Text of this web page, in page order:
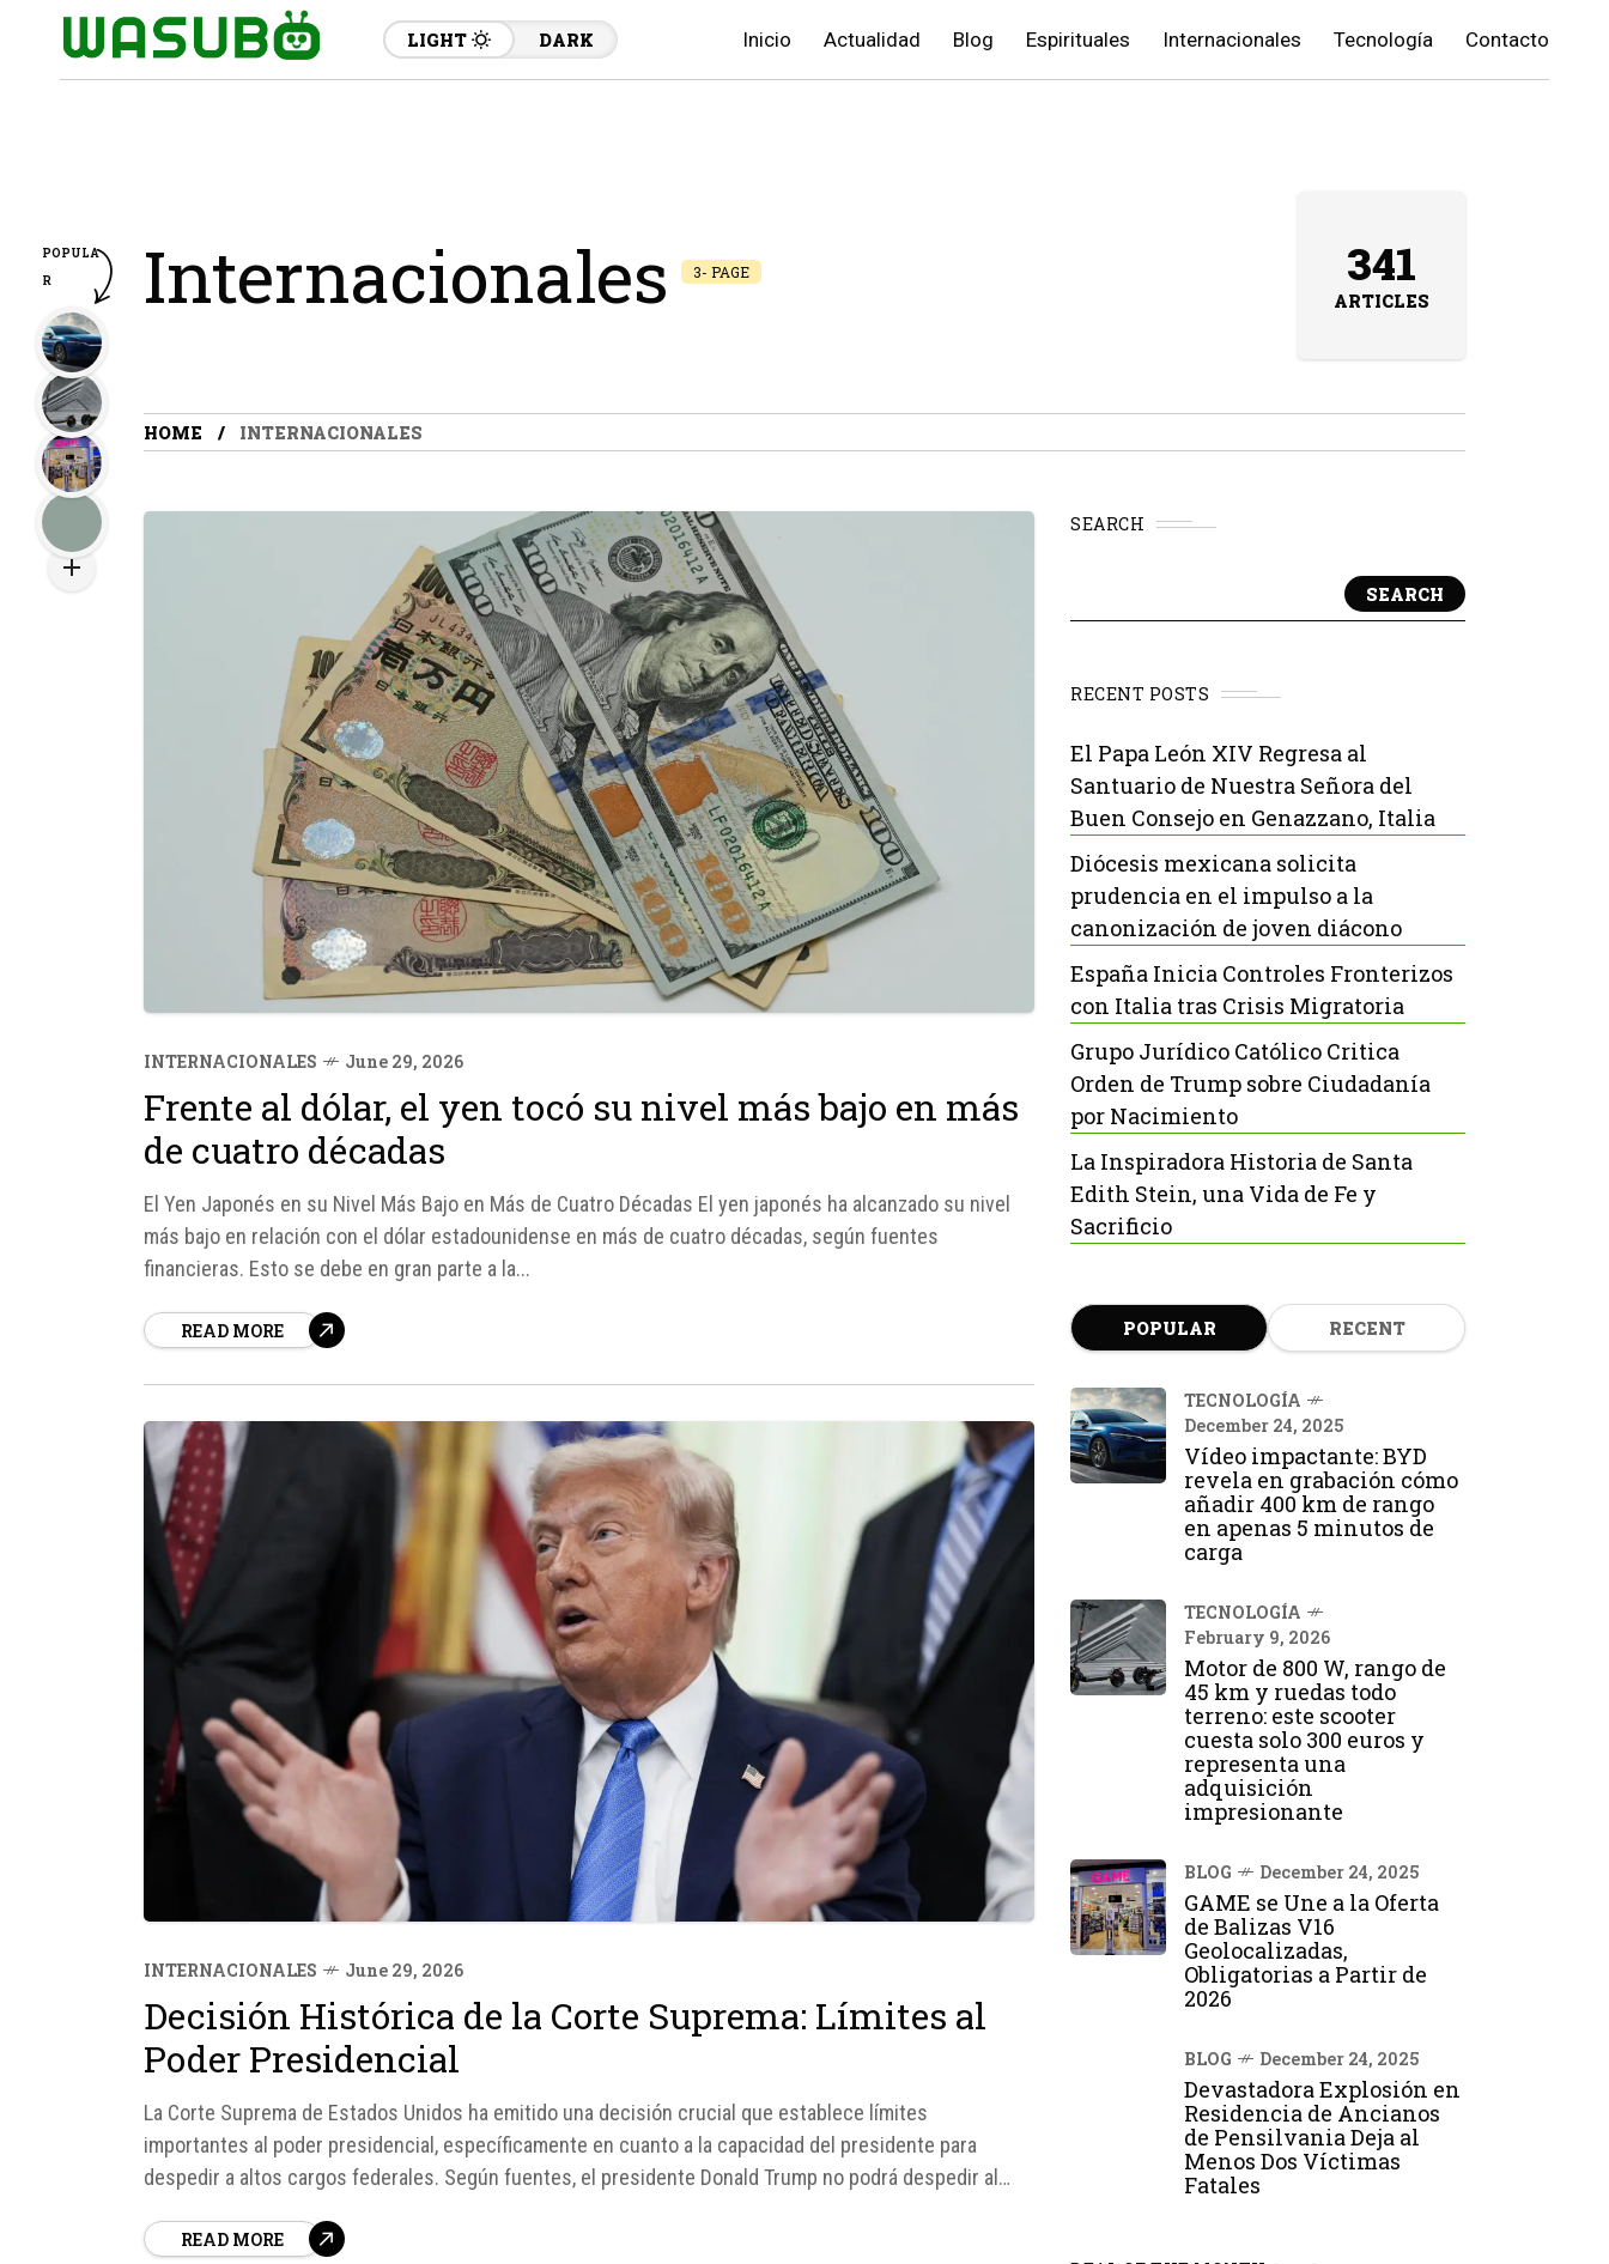
LIGHT DARK Inicio Actualidad Blog Espirituales Internacionales Tecnología Contacto
Internacionales 3- PAGE 341
ARTICLES
HOME INTERNACIONALES
INTERNACIONALES June 29, 2026
Frente al dólar, el yen tocó su nivel más bajo en más
de cuatro décadas
El Yen Japonés en su Nivel Más Bajo en Más de Cuatro Décadas El yen japonés ha alcanzado su nivel
más bajo en relación con el dólar estadounidense en más de cuatro décadas, según fuentes
financieras. Esto se debe en gran parte a la...
READ MORE
INTERNACIONALES June 29, 2026
Decisión Histórica de la Corte Suprema: Límites al
Poder Presidencial
La Corte Suprema de Estados Unidos ha emitido una decisión crucial que establece límites
importantes al poder presidencial, específicamente en cuanto a la capacidad del presidente para
despedir a altos cargos federales. Según fuentes, el presidente Donald Trump no podrá despedir al
READ MORE
SEARCH
SEARCH
RECENT POSTS
El Papa León XIV Regresa al
Santuario de Nuestra Señora del
Buen Consejo en Genazzano, Italia
Diócesis mexicana solicita
prudencia en el impulso a la
canonización de joven diácono
España Inicia Controles Fronterizos
con Italia tras Crisis Migratoria
Grupo Jurídico Católico Critica
Orden de Trump sobre Ciudadanía
por Nacimiento
La Inspiradora Historia de Santa
Edith Stein, una Vida de Fe y
Sacrificio
POPULAR RECENT
TECNOLOGÍA
December 24, 2025
Vídeo impactante: BYD
revela en grabación cómo
añadir 400 km de rango
en apenas 5 minutos de
carga
TECNOLOGÍA
February 9, 2026
Motor de 800 W, rango de
45 km y ruedas todo
terreno: este scooter
cuesta solo 300 euros y
representa una
adquisición
impresionante
BLOG December 24, 2025
GAME se Une a la Oferta
de Balizas V16
Geolocalizadas,
Obligatorias a Partir de
2026
BLOG December 24, 2025
Devastadora Explosión en
Residencia de Ancianos
de Pensilvania Deja al
Menos Dos Víctimas
Fatales
POPULA
R